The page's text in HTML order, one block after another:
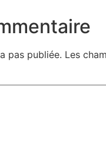
pas publiée. Les